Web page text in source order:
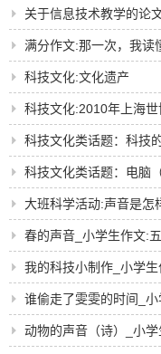
关于信息技术教学的论
满分作文:那一次，我读
科技文化:文化遗产
科技文化:2010年上海
科技文化类话题：科技
科技文化类话题：电脑
大班科学活动:声音是怎
春的声音_小学生作文:
我的科技小制作_小学
谁偷走了雯雯的时间_
动物的声音（诗）_小